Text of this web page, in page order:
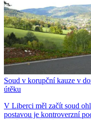
Soud v korupční kauze v
útěku
V Liberci měl začít soud
postavou je kontroverzní